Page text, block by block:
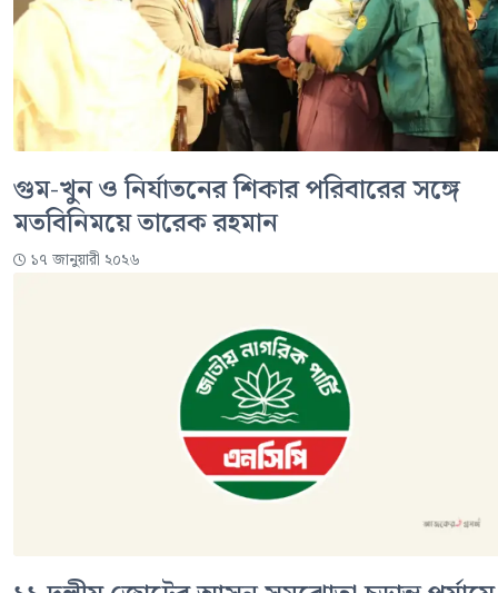
গুম-খুন ও নির্যাতনের শিকার পরিবারের সঙ্গে
মতবিনিময়ে তারেক রহমান
১৭ জানুয়ারী ২০২৬